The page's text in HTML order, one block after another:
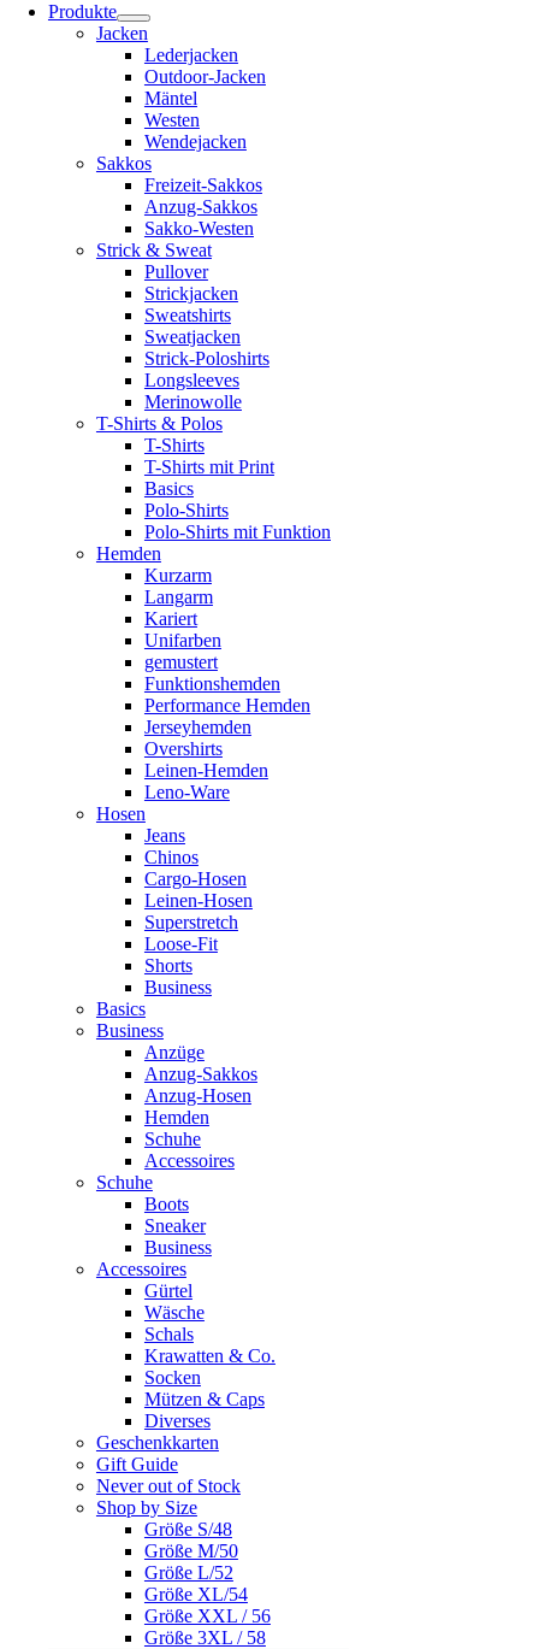
Produkte
Jacken
Lederjacken
Outdoor-Jacken
Mäntel
Westen
Wendejacken
Sakkos
Freizeit-Sakkos
Anzug-Sakkos
Sakko-Westen
Strick & Sweat
Pullover
Strickjacken
Sweatshirts
Sweatjacken
Strick-Poloshirts
Longsleeves
Merinowolle
T-Shirts & Polos
T-Shirts
T-Shirts mit Print
Basics
Polo-Shirts
Polo-Shirts mit Funktion
Hemden
Kurzarm
Langarm
Kariert
Unifarben
gemustert
Funktionshemden
Performance Hemden
Jerseyhemden
Overshirts
Leinen-Hemden
Leno-Ware
Hosen
Jeans
Chinos
Cargo-Hosen
Leinen-Hosen
Superstretch
Loose-Fit
Shorts
Business
Basics
Business
Anzüge
Anzug-Sakkos
Anzug-Hosen
Hemden
Schuhe
Accessoires
Schuhe
Boots
Sneaker
Business
Accessoires
Gürtel
Wäsche
Schals
Krawatten & Co.
Socken
Mützen & Caps
Diverses
Geschenkkarten
Gift Guide
Never out of Stock
Shop by Size
Größe S/48
Größe M/50
Größe L/52
Größe XL/54
Größe XXL / 56
Größe 3XL / 58